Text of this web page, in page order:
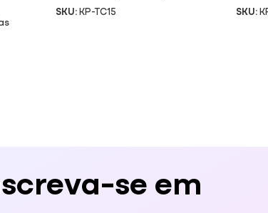
SKU:KP-TC15 SKU:
se em